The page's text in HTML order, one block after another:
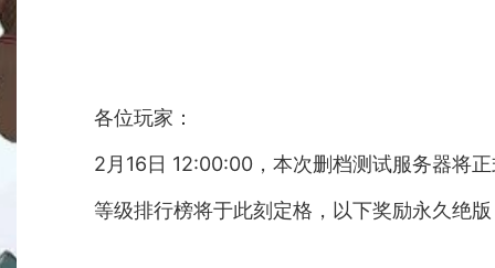
各位玩家：
2月16日 12:00:00，本次删档测试服务器将
等级排行榜将于此刻定格，以下奖励永久绝